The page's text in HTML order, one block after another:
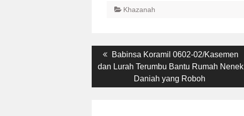
Khazanah
Post
navigation
Previous
post:
Babinsa Koramil 0602-02/Kasemen
dan Lurah Terumbu Bantu Rumah Nenek
Daniah yang Roboh